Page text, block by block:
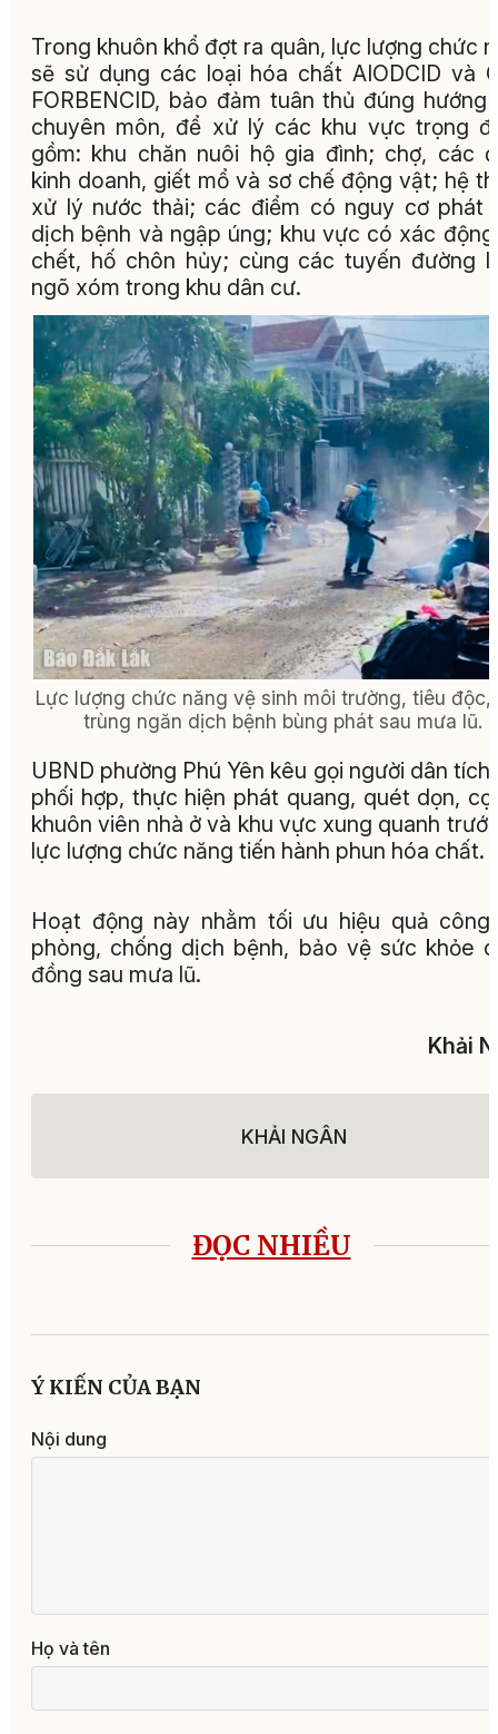
Trong khuôn khổ đợt ra quân, lực lượng chức
sẽ sử dụng các loại hóa chất AIODCID và
FORBENCID, bảo đảm tuân thủ đúng hướng
chuyên môn, để xử lý các khu vực trọng
gồm: khu chăn nuôi hộ gia đình; chợ, các
kinh doanh, giết mổ và sơ chế động vật; hệ
xử lý nước thải; các điểm có nguy cơ phát
dịch bệnh và ngập úng; khu vực có xác
chết, hố chôn hủy; cùng các tuyến đường
ngõ xóm trong khu dân cư.
Lực lượng chức năng vệ sinh môi trường, tiêu độc,
trùng ngăn dịch bệnh bùng phát sau mưa lũ.
UBND phường Phú Yên kêu gọi người dân tích
phối hợp, thực hiện phát quang, quét dọn,
khuôn viên nhà ở và khu vực xung quanh
lực lượng chức năng tiến hành phun hóa chất.
Hoạt động này nhằm tối ưu hiệu quả
phòng, chống dịch bệnh, bảo vệ sức khỏe
đồng sau mưa lũ.
Khải
KHẢI NGÂN
ĐỌC NHIỀU
Ý KIẾN CỦA BẠN
Nội dung
Họ và tên